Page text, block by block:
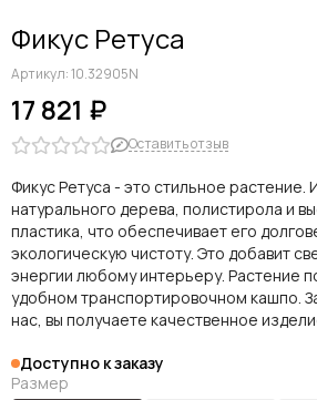
Фикус Ретуса
Артикул:10.32905N
17 821 ₽
Оставить отзыв
Фикус Ретуса - это стильное растение.
натурального дерева, полистирола и
пластика, что обеспечивает его
экологическую чистоту. Это добавит
энергии любому интерьеру. Растение
удобном транспортировочном кашпо.
нас, вы получаете качественное
Доступно к заказу
Размер